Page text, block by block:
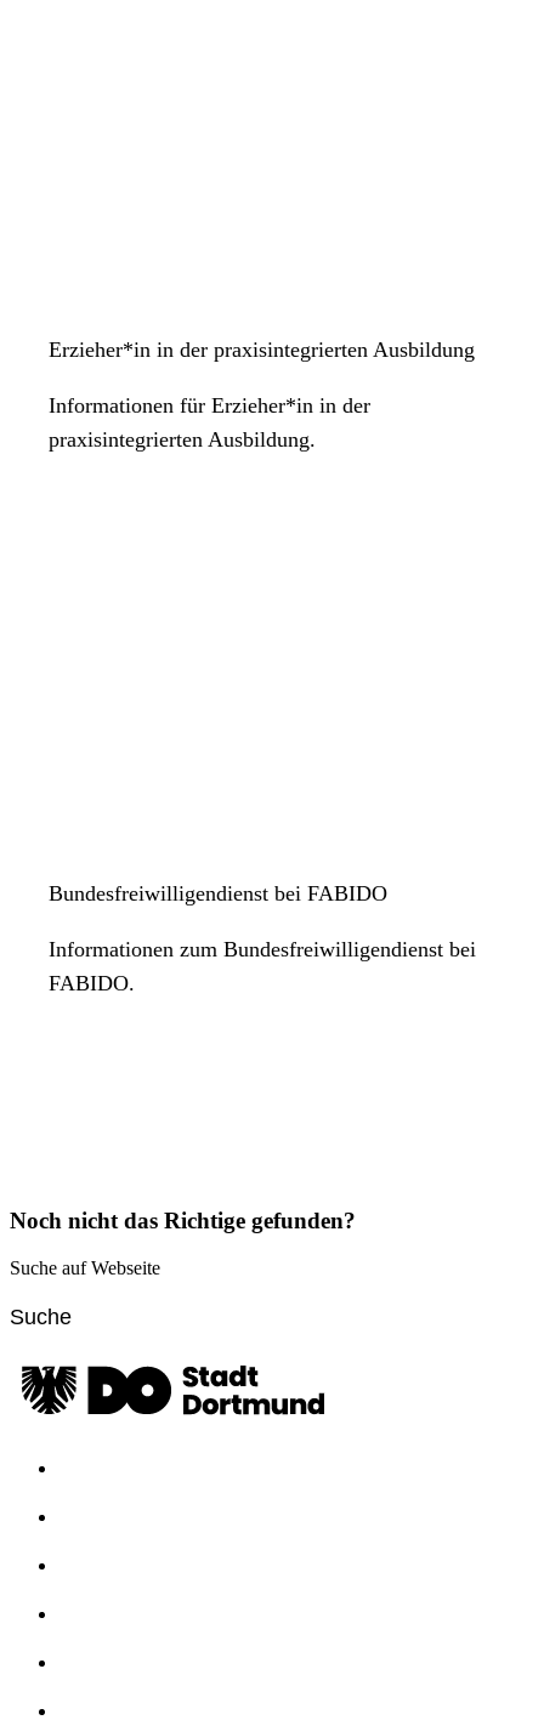
Erzieher*in in der praxisintegrierten Ausbildung
Informationen für Erzieher*in in der
praxisintegrierten Ausbildung.
Bundesfreiwilligendienst bei FABIDO
Informationen zum Bundesfreiwilligendienst bei
FABIDO.
Noch nicht das Richtige gefunden?
Suche auf Webseite